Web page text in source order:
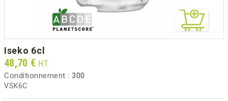
iseko 6cl
Prix
48,70 € HT
Conditionnement : 300
VSK6C